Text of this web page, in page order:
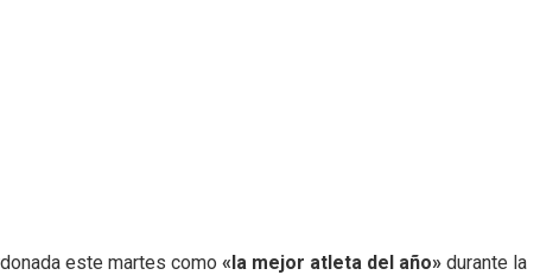
este martes como «la mejor atleta del año» durante la